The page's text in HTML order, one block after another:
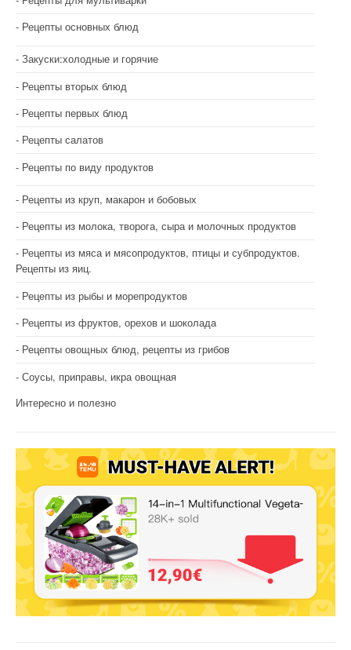
Рецепты основных блюд
Закуски:холодные и горячие
Рецепты вторых блюд
Рецепты первых блюд
Рецепты салатов
Рецепты по виду продуктов
Рецепты из круп, макарон и бобовых
Рецепты из молока, творога, сыра и молочных продуктов
Рецепты из мяса и мясопродуктов, птицы и субпродуктов.
Рецепты из яиц.
Рецепты из рыбы и морепродуктов
Рецепты из фруктов, орехов и шоколада
Рецепты овощных блюд, рецепты из грибов
Соусы, приправы, икра овощная
Интересно и полезно